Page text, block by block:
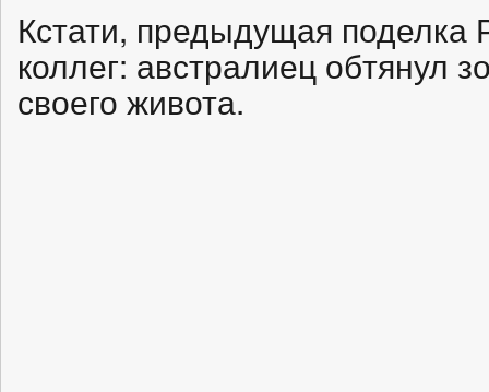
Кстати, предыдущая поделка
коллег: австралиец обтянул
своего живота.